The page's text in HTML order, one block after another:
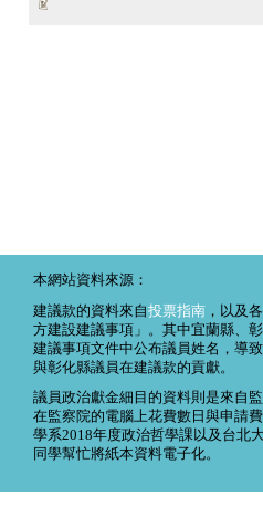
本網站資料來源：
建議款的資料來自投票指南 ，以及
方建設建議事項」。其中宜蘭縣、
建議事項文件中公布議員姓名，導
與彰化縣議員在建議款的貢獻。
議員政治獻金細目的資料則是來自
在監察院的電腦上花費數日與申請
學系2018年度政治哲學課以及台北
同學幫忙將紙本資料電子化。